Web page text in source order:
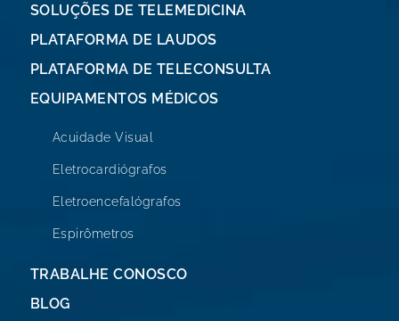
SOLUÇÕES DE TELEMEDICINA
PLATAFORMA DE LAUDOS
PLATAFORMA DE TELECONSULTA
EQUIPAMENTOS MÉDICOS
Acuidade Visual
Eletrocardiógrafos
Eletroencefalógrafos
Espirômetros
TRABALHE CONOSCO
BLOG